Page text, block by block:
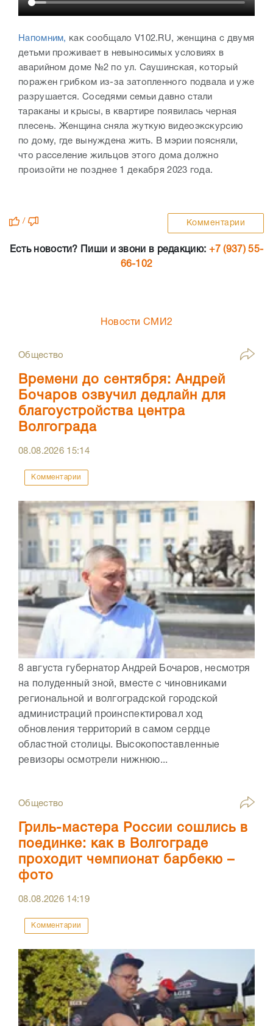
Напомним, как сообщало V102.RU, женщина с двумя
детьми проживает в невыносимых условиях в
аварийном доме №2 по ул. Саушинская, который
поражен грибком из-за затопленного подвала и уже
разрушается. Соседями семьи давно стали
тараканы и крысы, в квартире появилась черная
плесень. Женщина сняла жуткую видеоэкскурсию
по дому, где вынуждена жить. В мэрии поясняли,
что расселение жильцов этого дома должно
произойти не позднее 1 декабря 2023 года.
/ Комментарии
Есть новости? Пиши и звони в редакцию: +7 (937) 55-
66-102
Новости СМИ2
Общество
Времени до сентября: Андрей
Бочаров озвучил дедлайн для
благоустройства центра
Волгограда
08.08.2026 15:14
Комментарии
8 августа губернатор Андрей Бочаров, несмотря
на полуденный зной, вместе с чиновниками
региональной и волгоградской городской
администраций проинспектировал ход
обновления территорий в самом сердце
областной столицы. Высокопоставленные
ревизоры осмотрели нижнюю...
Общество
Гриль-мастера России сошлись в
поединке: как в Волгограде
проходит чемпионат барбекю –
фото
08.08.2026 14:19
Комментарии